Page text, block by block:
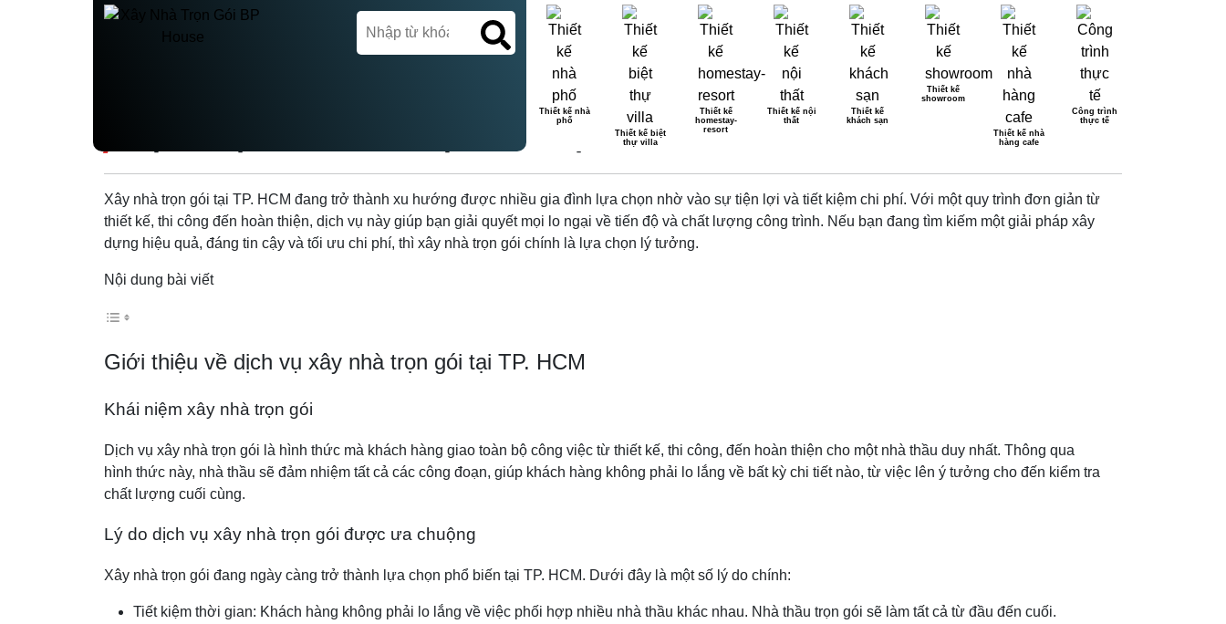
Thiết kế nhà
phố
Thiết kế biệt
thự villa
Thiết kế
homestay-
resort
Thiết kế nội
thất
Thiết kế
khách sạn
Thiết kế
showroom
Thiết kế nhà
hàng cafe
Công trình
thực tế
DỊCH VỤ XÂY NHÀ TRỌN GÓI TẠI TP HCM KÈM BÁO GIÁ CHI TIẾT
Xây nhà trọn gói tại TP. HCM đang trở thành xu hướng được nhiều gia đình lựa chọn nhờ vào sự tiện lợi và tiết kiệm chi phí. Với một quy trình đơn giản từ
thiết kế, thi công đến hoàn thiện, dịch vụ này giúp bạn giải quyết mọi lo ngại về tiến độ và chất lượng công trình. Nếu bạn đang tìm kiếm một giải pháp xây
dựng hiệu quả, đáng tin cậy và tối ưu chi phí, thì xây nhà trọn gói chính là lựa chọn lý tưởng.
Nội dung bài viết
Giới thiệu về dịch vụ xây nhà trọn gói tại TP. HCM
Khái niệm xây nhà trọn gói
Dịch vụ xây nhà trọn gói là hình thức mà khách hàng giao toàn bộ công việc từ thiết kế, thi công, đến hoàn thiện cho một nhà thầu duy nhất. Thông qua
hình thức này, nhà thầu sẽ đảm nhiệm tất cả các công đoạn, giúp khách hàng không phải lo lắng về bất kỳ chi tiết nào, từ việc lên ý tưởng cho đến kiểm tra
chất lượng cuối cùng.
Lý do dịch vụ xây nhà trọn gói được ưa chuộng
Xây nhà trọn gói đang ngày càng trở thành lựa chọn phổ biến tại TP. HCM. Dưới đây là một số lý do chính:
Tiết kiệm thời gian: Khách hàng không phải lo lắng về việc phối hợp nhiều nhà thầu khác nhau. Nhà thầu trọn gói sẽ làm tất cả từ đầu đến cuối.